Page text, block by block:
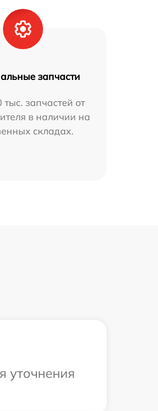
запчасти
тыс. запчастей от
в наличии на
складах.
уточнения